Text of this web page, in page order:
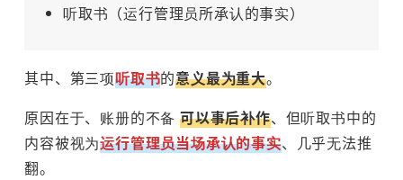
听取书（运行管理员所承认的事实）
其中、第三项听取书的意义最为重大。
原因在于、账册的不备 可以事后补作、但听取书中的
内容被视为运行管理员当场承认的事实、几乎无法推
翻。